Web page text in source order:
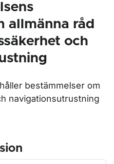
allmänna råd
och
bestämmelser om
navigationsutrustning